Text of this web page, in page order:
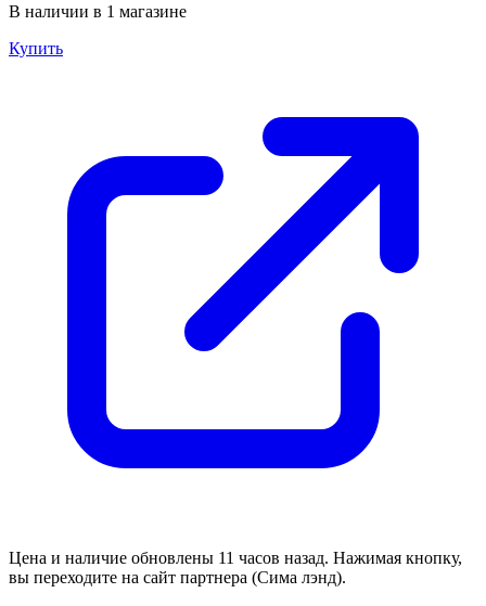
В наличии в 1 магазине
Купить
Цена и наличие обновлены 11 часов назад. Нажимая кнопку,
вы переходите на сайт партнера (Сима лэнд).